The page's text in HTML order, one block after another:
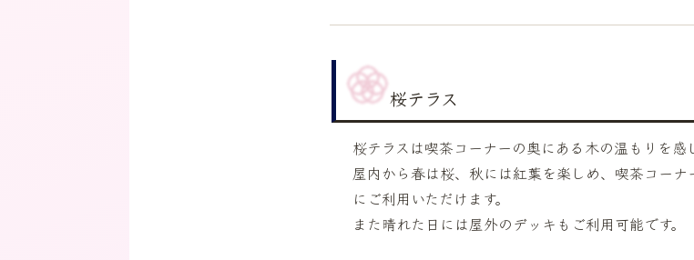
桜テラス
桜テラスは喫茶コーナーの奥にある木の温もりを感
屋内から春は桜、秋には紅葉を楽しめ、喫茶コー
にご利用いただけます。
また晴れた日には屋外のデッキもご利用可能です。